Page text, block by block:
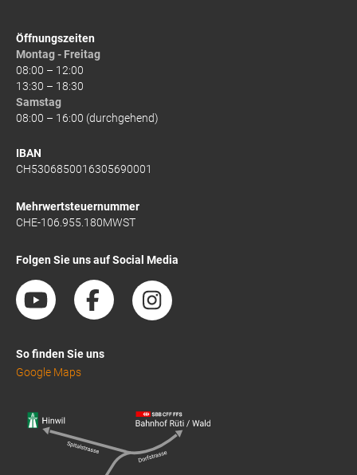
Öffnungszeiten
Montag - Freitag
08:00 – 12:00
13:30 – 18:30
Samstag
08:00 – 16:00 (durchgehend)
IBAN
CH5306850016305690001
Mehrwertsteuernummer
CHE-106.955.180MWST
Folgen Sie uns auf Social Media
So finden Sie uns
Google Maps